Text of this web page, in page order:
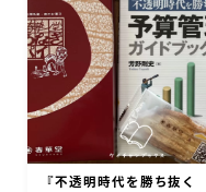
『不透明時代を勝ち抜く